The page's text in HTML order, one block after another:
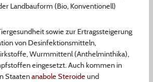
Landbauform (Bio, Konventionell)
sowie zur Ertragssteigerung
von Desinfektionsmitteln,
Wurmmittenl (Anthelminthika),
eingesetzt. Auch kommen in
Staatenanabole Steroide und